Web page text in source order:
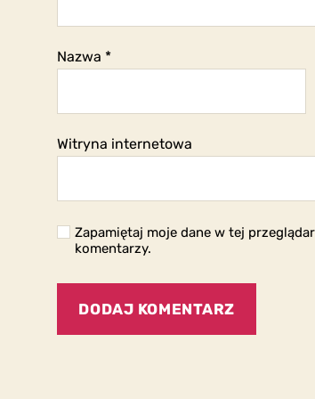
Nazwa *
Witryna internetowa
Zapamiętaj moje dane w tej
komentarzy.